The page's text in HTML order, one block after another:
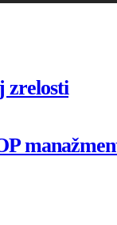
zrelosti